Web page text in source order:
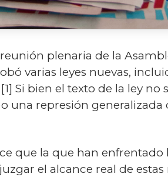
plenaria de la
varias leyes nuevas,
[1] Si bien el texto de la ley no
una represión
que la que han enfrentado
el alcance real de